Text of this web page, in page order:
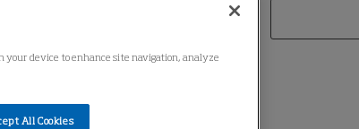
your device to enhance site navigation, analyze
All Cookies